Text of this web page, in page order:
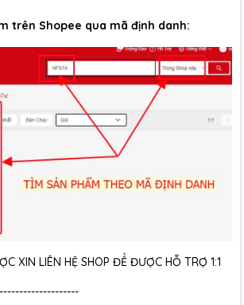
trên Shopee qua mã định danh:
XIN LIÊN HỆ SHOP ĐỂ ĐƯỢC HỖ TRỢ 1:1